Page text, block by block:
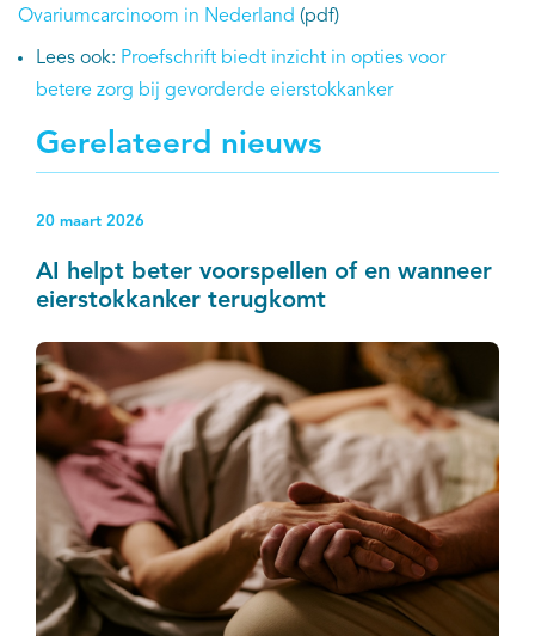
Ovariumcarcinoom in Nederland (pdf)
Lees ook: Proefschrift biedt inzicht in opties voor
betere zorg bij gevorderde eierstokkanker
Gerelateerd nieuws
20 maart 2026
AI helpt beter voorspellen of en wanneer
eierstokkanker terugkomt